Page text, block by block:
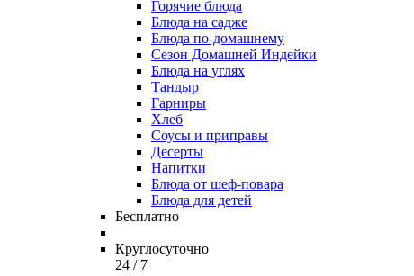
Горячие блюда
Блюда на садже
Блюда по-домашнему
Сезон Домашней Индейки
Блюда на углях
Тандыр
Гарниры
Хлеб
Соусы и приправы
Десерты
Напитки
Блюда от шеф-повара
Блюда для детей
Бесплатно
Круглосуточно
24 / 7